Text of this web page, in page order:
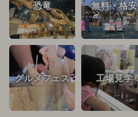
恐竜 無料・格安
グルメフェス 工場見学